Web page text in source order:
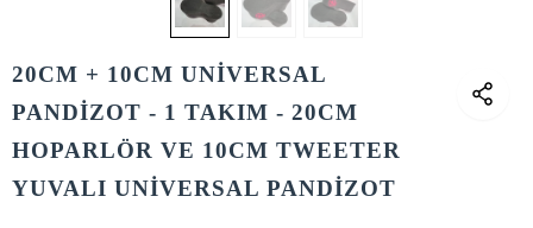
20CM + 10CM UNİVERSAL
PANDİZOT - 1 TAKIM - 20CM
HOPARLÖR VE 10CM TWEETER
YUVALI UNİVERSAL PANDİZOT